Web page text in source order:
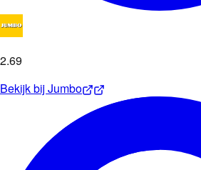
2.69
Bekijk bijJumbo